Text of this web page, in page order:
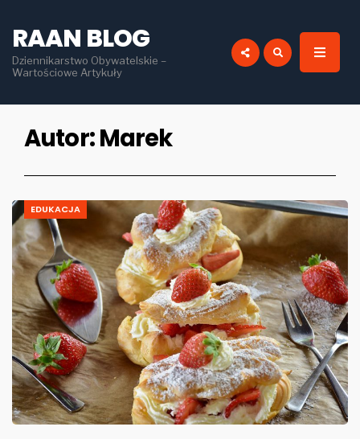
RAAN BLOG
Dziennikarstwo Obywatelskie –
Wartościowe Artykuły
Autor:Marek
EDUKACJA